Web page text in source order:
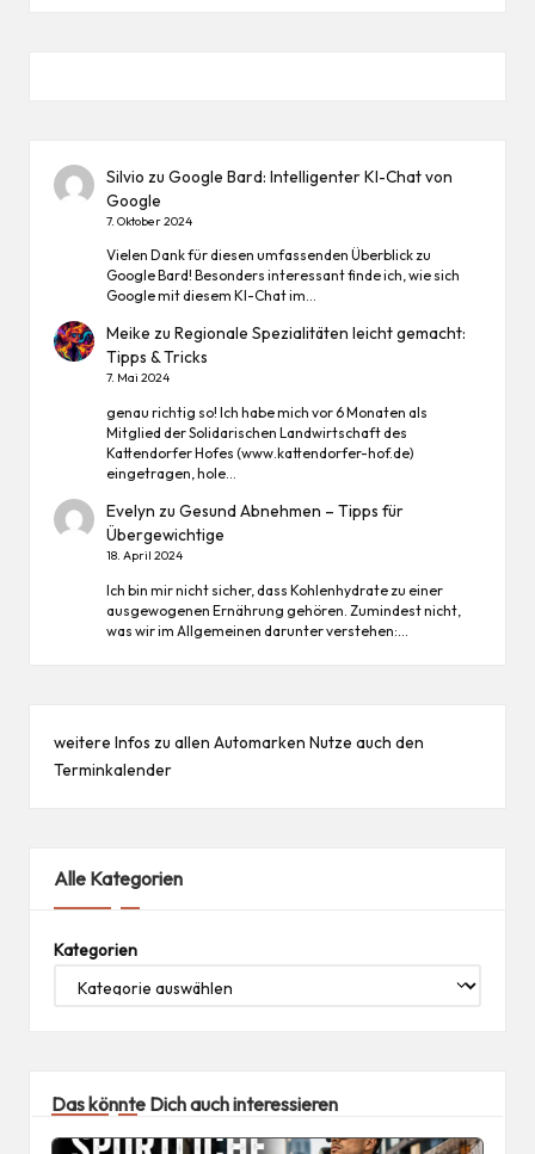
Silvio zuGoogle Bard: Intelligenter KI-Chat von
Google
7. Oktober 2024
Vielen Dank für diesen umfassenden Überblick zu
Google Bard! Besonders interessant finde ich, wie sich
Google mit diesem KI-Chat im…
Meike zuRegionale Spezialitäten leicht gemacht:
Tipps & Tricks
7. Mai 2024
genau richtig so! Ich habe mich vor 6 Monaten als
Mitglied der Solidarischen Landwirtschaft des
Kattendorfer Hofes (www.kattendorfer-hof.de)
eingetragen, hole…
Evelyn zuGesund Abnehmen – Tipps für
Übergewichtige
18. April 2024
Ich bin mir nicht sicher, dass Kohlenhydrate zu einer
ausgewogenen Ernährung gehören. Zumindest nicht,
was wir im Allgemeinen darunter verstehen:…
weitere Infos zu allen Automarken Nutze auch den
Terminkalender
Alle Kategorien
Kategorien
Das könnte Dich auch interessieren